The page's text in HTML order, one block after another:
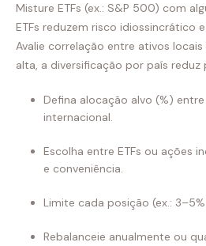
Misture ETFs (ex.: S&P 500) com
ETFs reduzem risco idiossincrático
Avalie correlação entre ativos
alta, a diversificação por país reduz
Defina alocação alvo (%)
internacional.
Escolha entre ETFs ou ações
e conveniência.
Limite cada posição (ex.:
Rebalanceie anualmente ou